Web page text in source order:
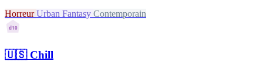
HorreurUrban Fantasy Contemporain
d10
🇺🇸Chill